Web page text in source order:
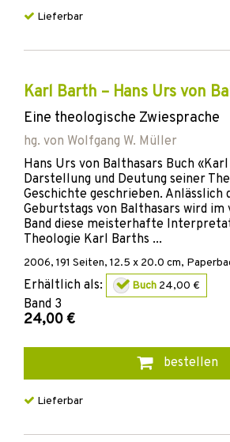
Lieferbar
Karl Barth – Hans Urs von
Eine theologische Zwiesprache
hg. von Wolfgang W. Müller
Hans Urs von Balthasars Buch
Darstellung und Deutung seiner
Geschichte geschrieben. Anlässlich
Geburtstags von Balthasars wird im
Band diese meisterhafte
Theologie Karl Barths ...
2006, 191 Seiten, 12.5 x 20.0 cm,
Erhältlich als: Buch 24,00 €
Band 3
24,00 €
bestellen
Lieferbar